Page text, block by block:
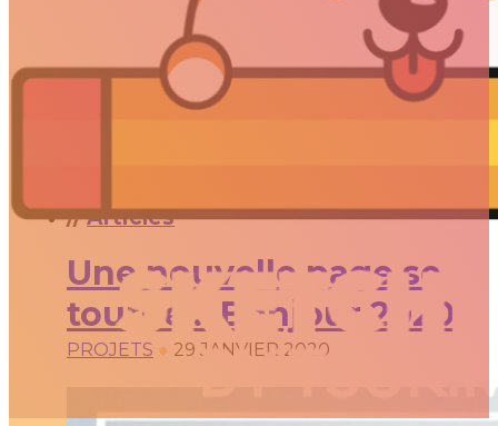
//Articles
Une nouvelle page se
tourne… Bonjour 2020!
PROJETS ● 29 JANVIER 2020